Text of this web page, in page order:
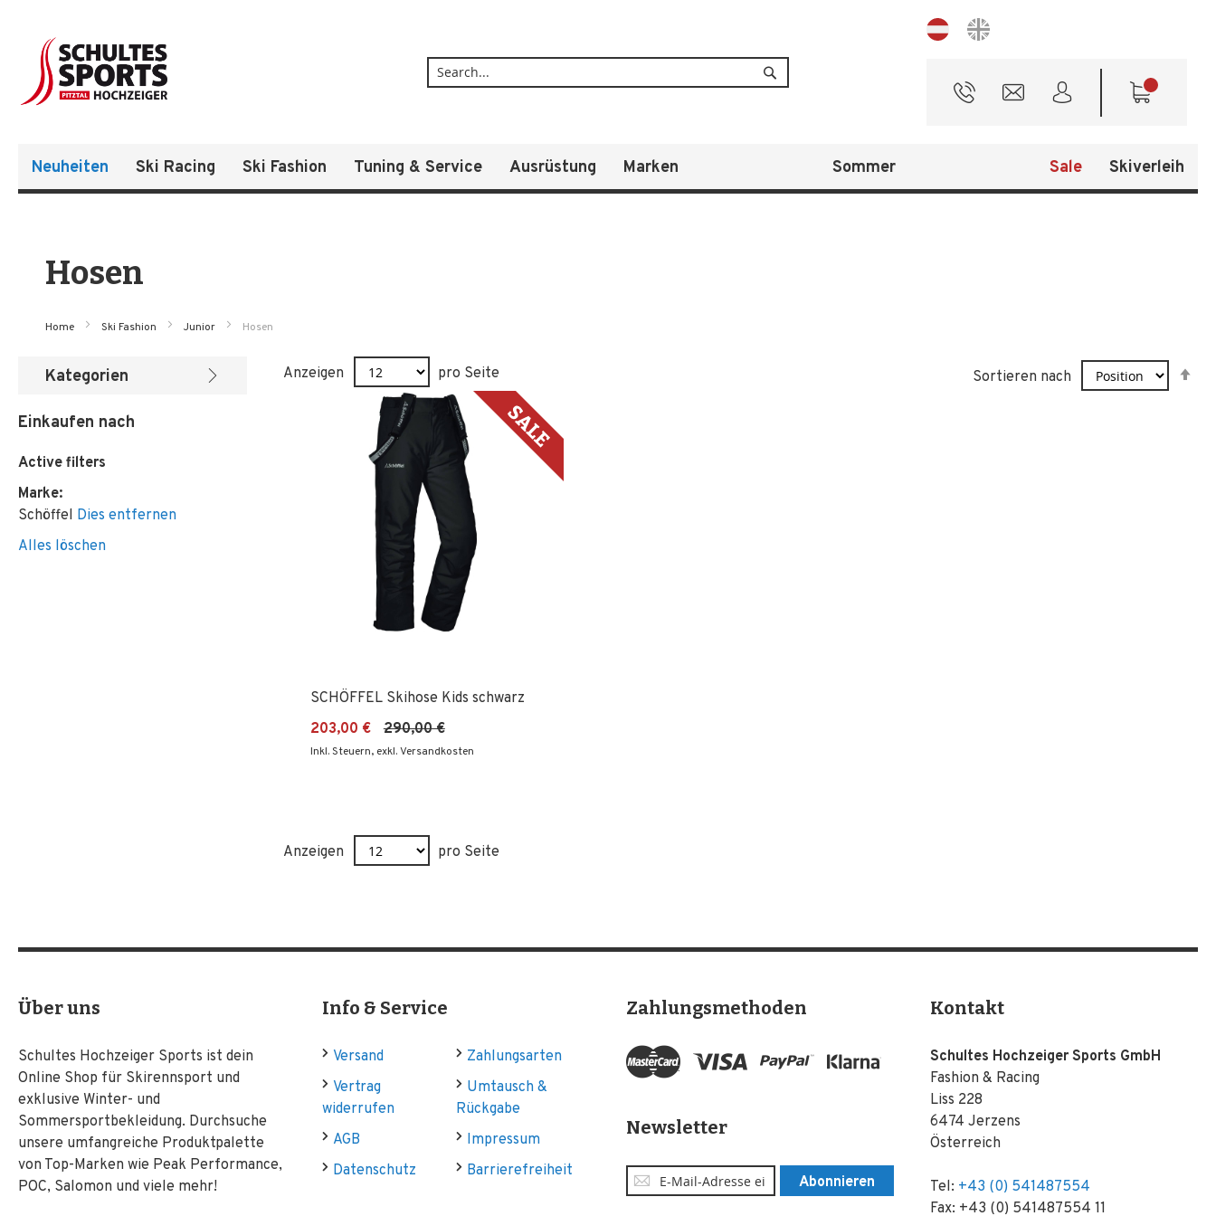
Suche
Sprache
Neuheiten Ski Racing Ski Fashion Tuning & Service Ausrüstung Marken Sommer Sale Skiverleih
Hosen
Home Ski Fashion Junior Hosen
Anzeigen pro Seite Sortieren nach
SCHÖFFEL Skihose Kids schwarz
203,00 €
290,00 €
Inkl. Steuern, exkl. Versandkosten
Anzeigen pro Seite
Kategorien
Einkaufen nach
Active filters
Marke
Schöffel Dies entfernen
Alles löschen
Über uns
Schultes Hochzeiger Sports ist dein
Online Shop für Skirennsport und
exklusive Winter- und
Sommersportbekleidung. Durchsuche
unsere umfangreiche Produktpalette
von Top-Marken wie Peak Performance,
POC, Salomon und viele mehr!
Info & Service
Versand
Zahlungsarten
Vertrag
widerrufen
Umtausch &
Rückgabe
AGB
Impressum
Datenschutz
Barrierefreiheit
Zahlungsmethoden
Newsletter
Anmeldung
zum
Abonnieren
Kontakt
Schultes Hochzeiger Sports GmbH
Fashion & Racing
Liss 228
6474 Jerzens
Österreich
Tel: +43 (0) 541487554
Fax: +43 (0) 541487554 11